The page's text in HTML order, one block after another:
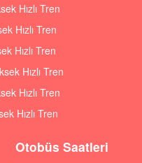
Hızlı Tren
Hızlı Tren
Hızlı Tren
Hızlı Tren
Hızlı Tren
Hızlı Tren
Otobüs Saatleri